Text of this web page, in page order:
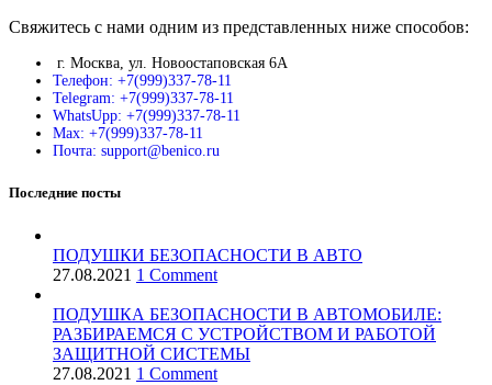
Свяжитесь с нами одним из представленных ниже способов:
г. Москва, ул. Новоостаповская 6А
Телефон: +7(999)337-78-11
Telegram: +7(999)337-78-11
WhatsUpp: +7(999)337-78-11
Max: +7(999)337-78-11
Почта: support@benico.ru
Последние посты
ПОДУШКИ БЕЗОПАСНОСТИ В АВТО
27.08.2021 1 Comment
ПОДУШКА БЕЗОПАСНОСТИ В АВТОМОБИЛЕ:
РАЗБИРАЕМСЯ С УСТРОЙСТВОМ И РАБОТОЙ
ЗАЩИТНОЙ СИСТЕМЫ
27.08.2021 1 Comment